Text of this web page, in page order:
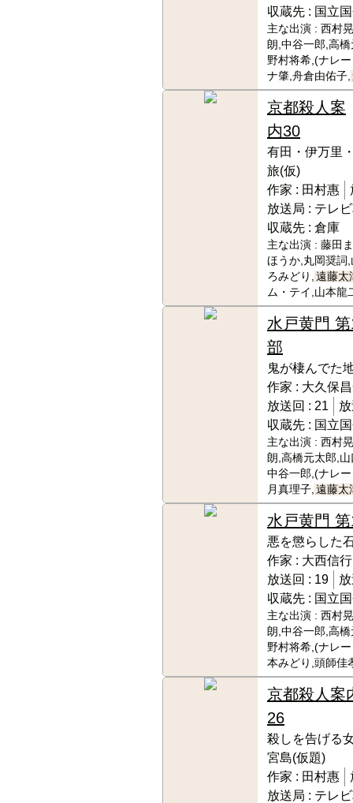
収蔵先 : 国立
主な出演 : 西村
朗,中谷一郎,高
野村将希,(ナレ
ナ肇,舟倉由佑子,
京都殺人案
内30
有田・伊万里
旅(仮)
作家 : 田村惠
放送局 : テレ
収蔵先 : 倉庫
主な出演 : 藤田
ほうか,丸岡奨詞
ろみどり, 遠藤太
ム・テイ,山本龍
水戸黄門
部
鬼が棲んでた
作家 : 大久保
放送回 : 21
収蔵先 : 国立
主な出演 : 西村
朗,高橋元太郎,
中谷一郎,(ナレ
月真理子, 遠藤太
水戸黄門
悪を懲らした
作家 : 大西信
放送回 : 19
収蔵先 : 国立
主な出演 : 西村
朗,中谷一郎,高
野村将希,(ナレ
本みどり,頭師佳
京都殺人案
26
殺しを告げる
宮島(仮題)
作家 : 田村惠
放送局 : テレ